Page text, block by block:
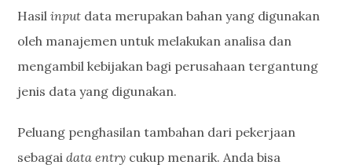
Hasilinput data merupakan bahan yang digunakan
oleh manajemen untuk melakukan analisa dan
mengambil kebijakan bagi perusahaan tergantung
jenis data yang digunakan.
Peluang penghasilan tambahan dari pekerjaan
sebagaidata entry cukup menarik. Anda bisa